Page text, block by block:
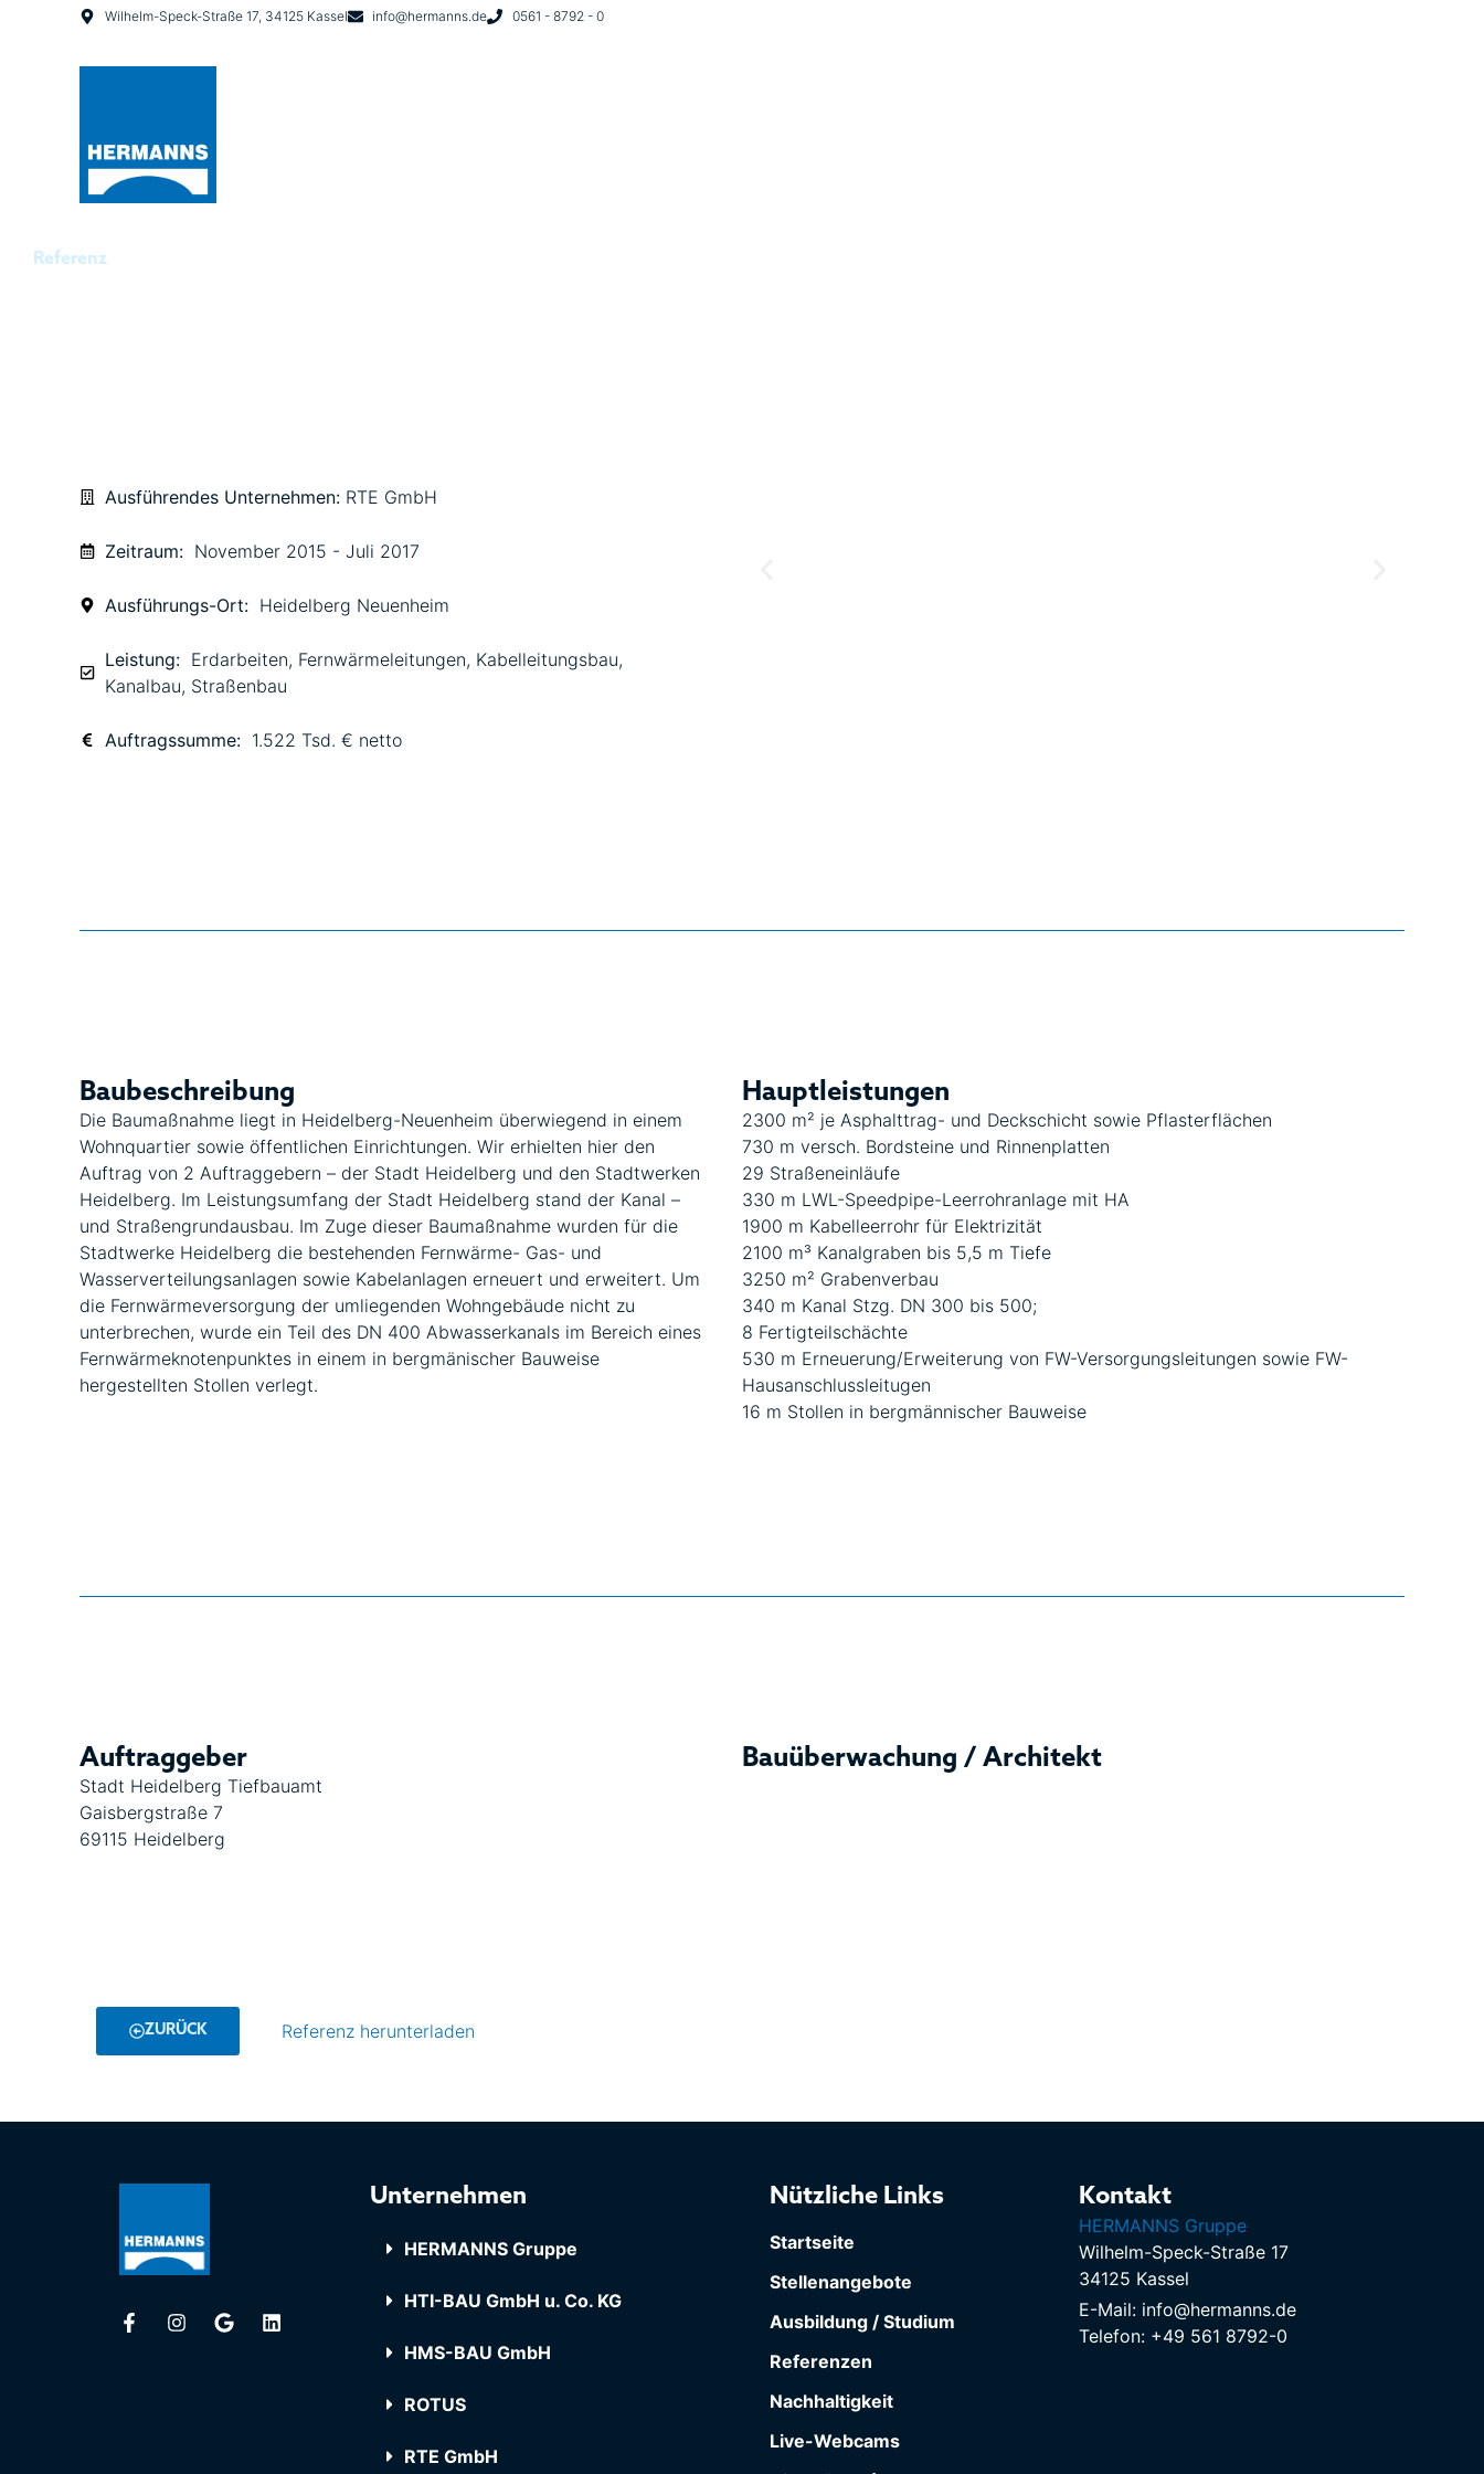
Wilhelm-Speck-Straße 17, 34125 Kassel info@hermanns.de 0561 - 8792 - 0
Referenz
Ausführendes Unternehmen: RTE GmbH
Zeitraum:November 2015 - Juli 2017
Ausführungs-Ort:Heidelberg Neuenheim
Leistung: Erdarbeiten, Fernwärmeleitungen, Kabelleitungsbau,
Kanalbau, Straßenbau
Auftragssumme:1.522 Tsd. € netto
Baubeschreibung
Die Baumaßnahme liegt in Heidelberg-Neuenheim überwiegend in einem
Wohnquartier sowie öffentlichen Einrichtungen. Wir erhielten hier den
Auftrag von 2 Auftraggebern – der Stadt Heidelberg und den Stadtwerken
Heidelberg. Im Leistungsumfang der Stadt Heidelberg stand der Kanal –
und Straßengrundausbau. Im Zuge dieser Baumaßnahme wurden für die
Stadtwerke Heidelberg die bestehenden Fernwärme- Gas- und
Wasserverteilungsanlagen sowie Kabelanlagen erneuert und erweitert. Um
die Fernwärmeversorgung der umliegenden Wohngebäude nicht zu
unterbrechen, wurde ein Teil des DN 400 Abwasserkanals im Bereich eines
Fernwärmeknotenpunktes in einem in bergmänischer Bauweise
hergestellten Stollen verlegt.
Hauptleistungen
2300 m² je Asphalttrag- und Deckschicht sowie Pflasterflächen
730 m versch. Bordsteine und Rinnenplatten
29 Straßeneinläufe
330 m LWL-Speedpipe-Leerrohranlage mit HA
1900 m Kabelleerrohr für Elektrizität
2100 m³ Kanalgraben bis 5,5 m Tiefe
3250 m² Grabenverbau
340 m Kanal Stzg. DN 300 bis 500;
8 Fertigteilschächte
530 m Erneuerung/Erweiterung von FW-Versorgungsleitungen sowie FW-
Hausanschlussleitugen
16 m Stollen in bergmännischer Bauweise
Auftraggeber
Stadt Heidelberg Tiefbauamt
Gaisbergstraße 7
69115 Heidelberg
Bauüberwachung / Architekt
ZURÜCK Referenz herunterladen
Unternehmen
HERMANNS Gruppe
HTI-BAU GmbH u. Co. KG
HMS-BAU GmbH
ROTUS
RTE GmbH
Nützliche Links
Startseite
Stellenangebote
Ausbildung / Studium
Referenzen
Nachhaltigkeit
Live-Webcams
Kontakt
HERMANNS Gruppe
Wilhelm-Speck-Straße 17
34125 Kassel
E-Mail: info@hermanns.de
Telefon: +49 561 8792-0